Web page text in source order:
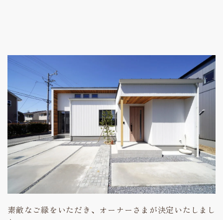
素敵なご縁をいただき、オーナーさまが決定いたしまし